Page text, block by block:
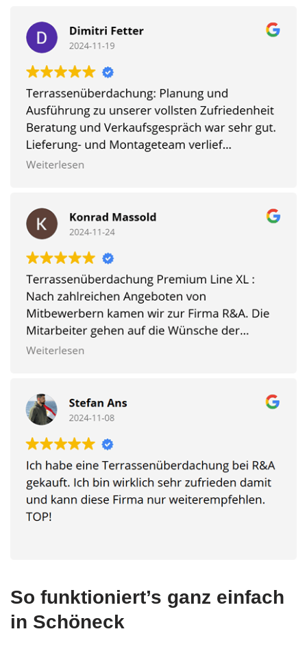
So funktioniert’s ganz einfach
in Schöneck